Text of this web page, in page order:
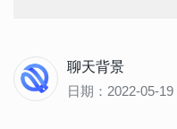
聊天背景
日期：2022-05-19